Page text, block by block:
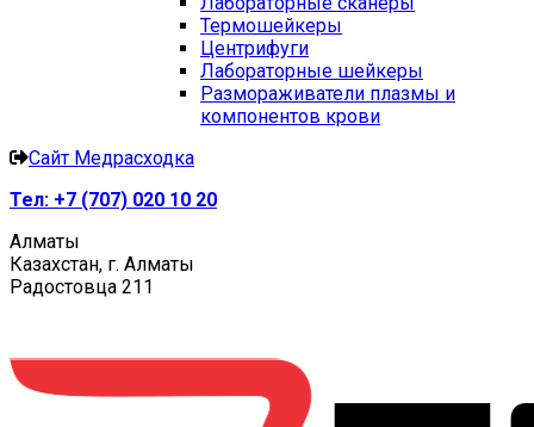
Термошейкеры
Центрифуги
Лабораторные шейкеры
Размораживатели плазмы и
компонентов крови
Сайт Медрасходка
Тел: +7 (707) 020 10 20
Алматы
Казахстан, г. Алматы
Радостовца 211